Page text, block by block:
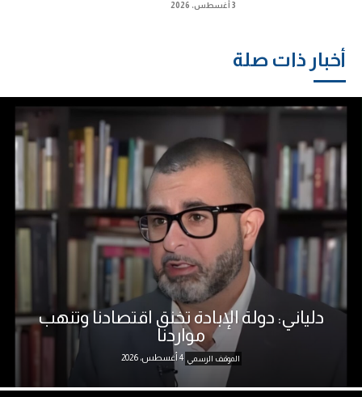
3 أغسطس، 2026
أخبار ذات صلة
دلياني: دولة الإبادة تخنق اقتصادنا وتنهب
مواردنا
الموقف الرسمي 4 أغسطس، 2026